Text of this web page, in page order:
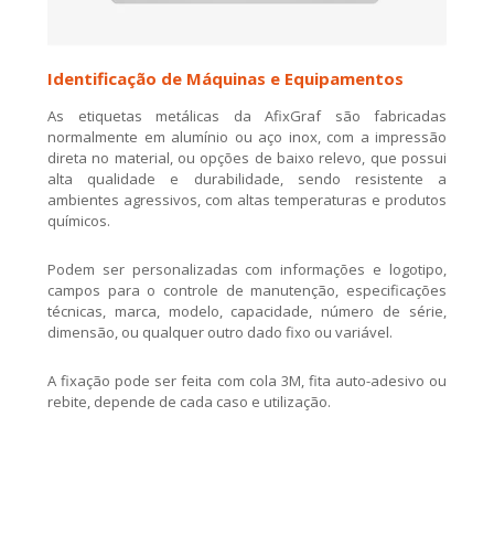
Identificação de Máquinas e Equipamentos
As etiquetas metálicas da AfixGraf são fabricadas
normalmente em alumínio ou aço inox, com a impressão
direta no material, ou opções de baixo relevo, que possui
alta qualidade e durabilidade, sendo resistente a
ambientes agressivos, com altas temperaturas e produtos
químicos.
Podem ser personalizadas com informações e logotipo,
campos para o controle de manutenção, especificações
técnicas, marca, modelo, capacidade, número de série,
dimensão, ou qualquer outro dado fixo ou variável.
A fixação pode ser feita com cola 3M, fita auto-adesivo ou
rebite, depende de cada caso e utilização.